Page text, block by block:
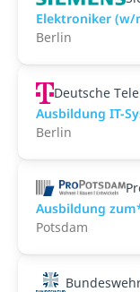
Elektroniker (w/
Berlin
Deutsche
Ausbildung IT-
Berlin
Ausbildung
Potsdam